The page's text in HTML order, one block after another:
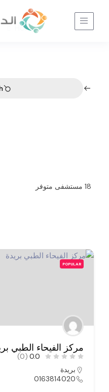
بريدة |
Home
18 مستشفى متوفر
POPULAR
مركز الفيحاء الطبي
0.0
(0)
بريدة
0163814020